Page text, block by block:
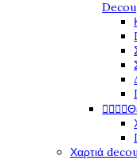

Χαρτιά